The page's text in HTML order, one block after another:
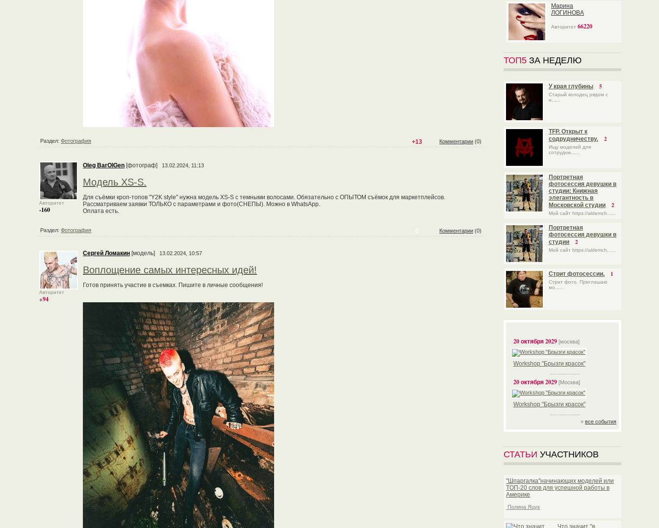
+13 Комментарии (0)
Раздел: Фотография
Авторитет
-160
Oleg BarOlGen [фотограф] 13.02.2024, 11:13
Модель XS-S.
Для съёмки кроп-топов "Y2K style" нужна модель XS-S с темными волосами. Обязательно с ОПЫТОМ съёмок для маркетплейсов.
Рассматриваем заявки ТОЛЬКО с параметрами и фото(СНЕПЫ). Можно в WhatsApp.
Оплата есть.
0 Комментарии (0)
Раздел: Фотография
Авторитет
+94
Сергей Ломакин [модель] 13.02.2024, 10:57
Воплощение самых интересных идей!
Готов принять участие в съемках. Пишите в личные сообщения!
Марина
ЛОГИНОВА
Авторитет 66220
ТОП5 ЗА НЕДЕЛЮ
У края глубины 5
Старый колодец рядом с
н......
TFP. Открыт к
содрудничеству.
2
Ищу моделей для
сотрудни......
Портретная
фотосессия девушки в
студии: Книжная
элегантность в
Московской студии
2
Мой сайт https://aldemch......
Портретная
фотосессия девушки в
студии
2
Мой сайт https://aldemch......
Стрит фотосессии. 1
Стрит фото. Приглашаю
мо......
20 октября 2029 [москва]
Workshop "Брызги красок"
20 октября 2029 [Москва]
Workshop "Брызги красок"
» все события
СТАТЬИ УЧАСТНИКОВ
"Шпаргалка"начинающих моделей или
TOП-20 слов для успешной работы в
Америке
Полина Яцук
Что значит "я